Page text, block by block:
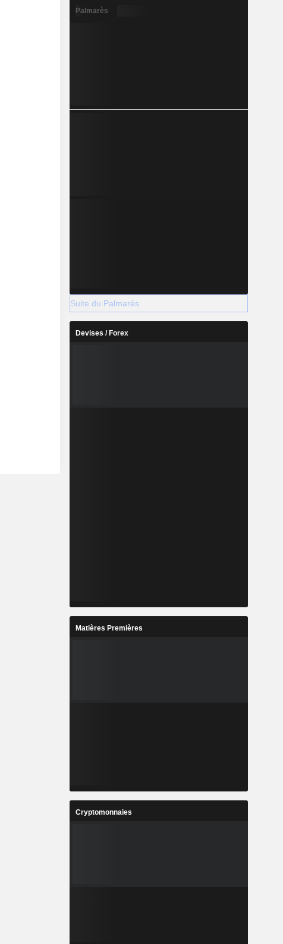
Palmarès
Suite du Palmarès
Devises / Forex
Matières Premières
Cryptomonnaies